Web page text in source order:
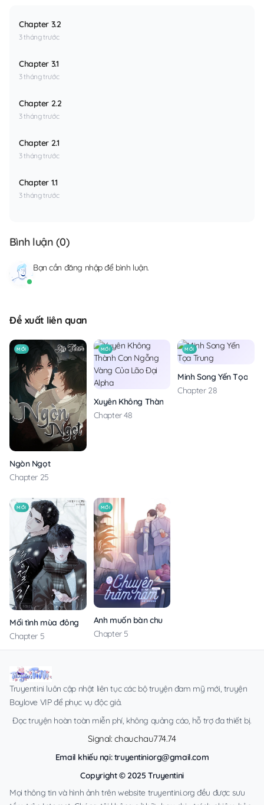
Chapter 3.2
3 tháng trước
Chapter 3.1
3 tháng trước
Chapter 2.2
3 tháng trước
Chapter 2.1
3 tháng trước
Chapter 1.1
3 tháng trước
Bình luận (0)
Bạn cần đăng nhậpđể bình luận.
Đề xuất liên quan
MỚI
Ngòn Ngọt
Chapter 25
MỚI
Xuyên Không Thành Con Ngỗng Vàng Của
Chapter 48
MỚI
Minh Song Yến Tọa
Chapter 28
MỚI
Mối tình mùa đông
Chapter 5
MỚI
Anh muốn bàn chuyện trăm năm với em
Chapter 5
Truyentini luôn cập nhật liên tục các bộ truyện đam mỹ mới, truyện
Boylove VIP để phục vụ độc giả.
Đọc truyện hoàn toàn miễn phí, không quảng cáo, hỗ trợ đa thiết bị.
Signal: chauchau774.74
Email khiếu nại:truyentiniorg@gmail.com
Copyright © 2025 Truyentini
Mọi thông tin và hình ảnh trên website truyentini.org đều được sưu